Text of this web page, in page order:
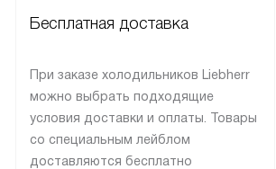
Бесплатная доставка
При заказе холодильников Liebherr
можно выбрать подходящие
условия доставки и оплаты. Товары
со специальным лейблом
доставляются бесплатно